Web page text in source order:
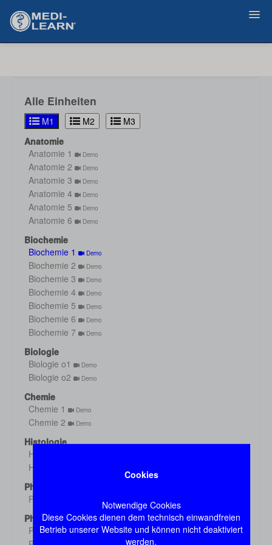
Cookies
Notwendige Cookies
Diese Cookies dienen dem technisch einwandfreien
Betrieb unserer Website und können nicht deaktiviert
werden.
Alle Einheiten
M1 M2
M3
Anatomie
Anatomie 1
Demo
Anatomie 2 Demo
Anatomie 3 Demo
Anatomie 4 Demo
Anatomie 5 Demo
Anatomie 6 Demo
Biochemie
Biochemie 1
Demo
Biochemie 2 Demo
Biochemie 3 Demo
Biochemie 4 Demo
Biochemie 5 Demo
Biochemie 6 Demo
Biochemie 7 Demo
Biologie
Biologie o1
Demo
Biologie o2 Demo
Chemie
Chemie 1
Demo
Chemie 2 Demo
Histologie
Histologie s1
Histologie s2
Physik
Physik
Physiologie
Physiologie 1
Demo